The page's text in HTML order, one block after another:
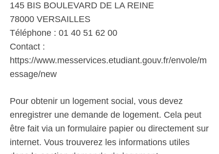
145 BIS BOULEVARD DE LA REINE
78000 VERSAILLES
Téléphone : 01 40 51 62 00
Contact :
https://www.messervices.etudiant.gouv.fr/envole/m
essage/new
Pour obtenir un logement social, vous devez
enregistrer une demande de logement. Cela peut
être fait via un formulaire papier ou directement sur
internet. Vous trouverez les informations utiles